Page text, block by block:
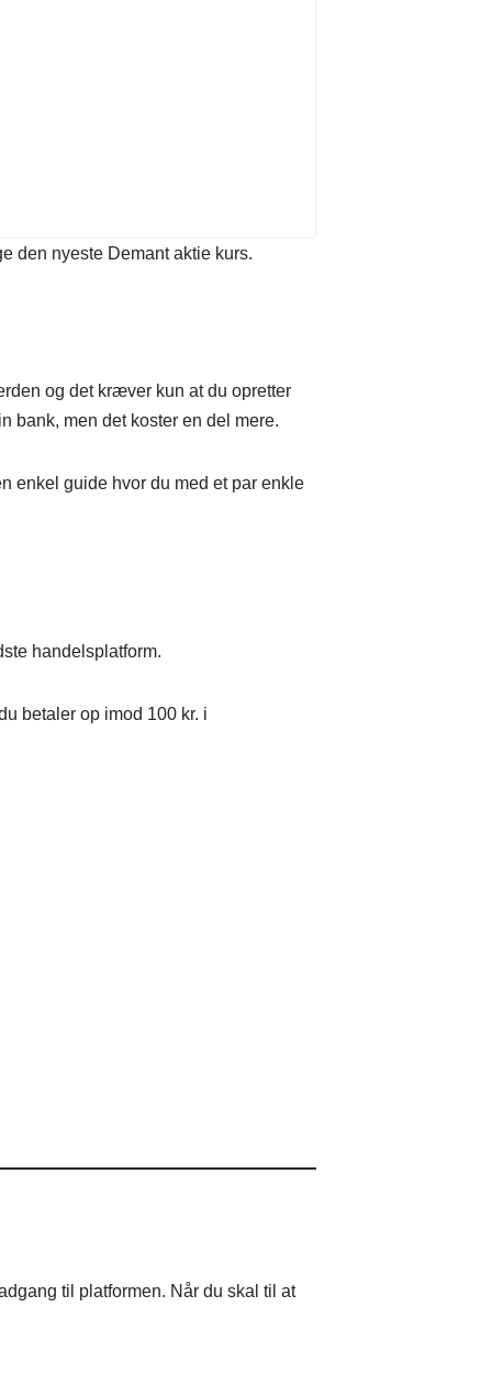
den nyeste Demant aktie kurs.
og det kræver kun at du opretter
bank, men det koster en del mere.
enkel guide hvor du med et par enkle
handelsplatform.
betaler op imod 100 kr. i
til platformen. Når du skal til at